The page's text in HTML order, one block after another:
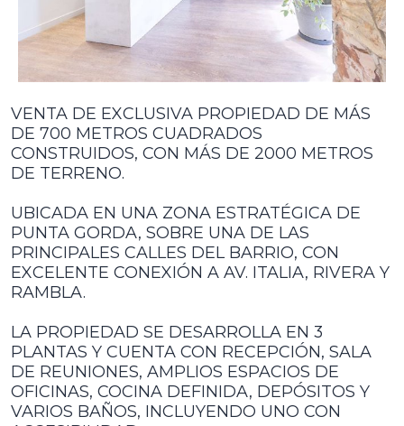
VENTA DE EXCLUSIVA PROPIEDAD DE MÁS
DE 700 METROS CUADRADOS
CONSTRUIDOS, CON MÁS DE 2000 METROS
DE TERRENO.
UBICADA EN UNA ZONA ESTRATÉGICA DE
PUNTA GORDA, SOBRE UNA DE LAS
PRINCIPALES CALLES DEL BARRIO, CON
EXCELENTE CONEXIÓN A AV. ITALIA, RIVERA Y
RAMBLA.
LA PROPIEDAD SE DESARROLLA EN 3
PLANTAS Y CUENTA CON RECEPCIÓN, SALA
DE REUNIONES, AMPLIOS ESPACIOS DE
OFICINAS, COCINA DEFINIDA, DEPÓSITOS Y
VARIOS BAÑOS, INCLUYENDO UNO CON